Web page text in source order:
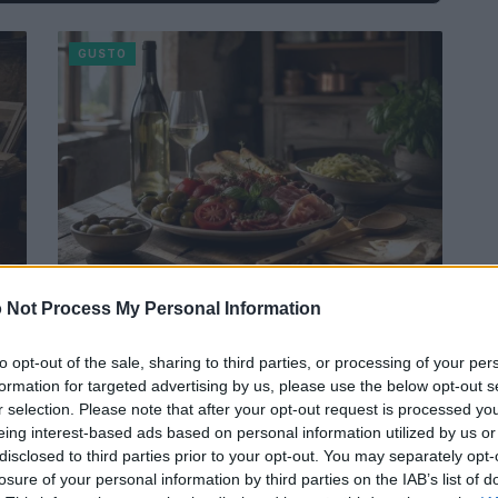
Not Process My Personal Information
opt-out of the sale, sharing to third parties, or processing of your
for targeted advertising by us, please use the below opt-out
selection. Please note that after your opt-out request is processed
interest-based ads based on personal information utilized by us
to third parties prior to your opt-out. You may separately
of your personal information by third parties on the IAB’s list of
GUSTO
Vacanze 2026: come gli italiani
l’esperienza gastronomica
L'estate 2026 vede gli italiani alla ricerca di
autenticità gastronomica durante le vacanze, con
una spiccata preferenza per i sapori locali e…
Susanna Riva · 1 Ago 2026